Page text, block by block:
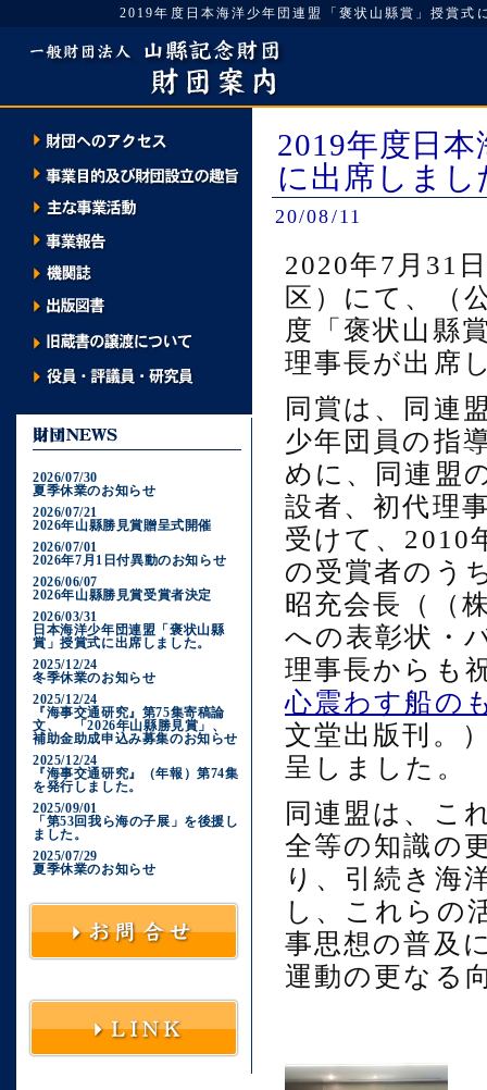
2019年度日本海洋少年団連盟「褒状山縣賞」授
2019年度日
に出席しまし
20/08/11
2020年7月31
区）にて、（
度「褒状山縣
理事長が出席
同賞は、同連
少年団員の指
めに、同連盟
設者、初代理
受けて、2010
の受賞者のう
昭充会長（（
への表彰状・
理事長からも
心震わす船の
文堂出版刊。
呈しました。
同連盟は、こ
全等の知識の
り、引続き海
し、これらの
事思想の普及
運動の更なる
2026/07/30
夏季休業のお知らせ
2026/07/21
2026年山縣勝見賞贈呈式開催
2026/07/01
2026年7月1日付異動のお知らせ
2026/06/07
2026年山縣勝見賞受賞者決定
2026/03/31
日本海洋少年団連盟「褒状山縣
賞」授賞式に出席しました。
2025/12/24
冬季休業のお知らせ
2025/12/24
『海事交通研究』第75集寄稿論
文、 「2026年山縣勝見賞」、
補助金助成申込み募集のお知らせ
2025/12/24
『海事交通研究』（年報）第74集
を発行しました。
2025/09/01
「第53回我ら海の子展」を後援し
ました。
2025/07/29
夏季休業のお知らせ